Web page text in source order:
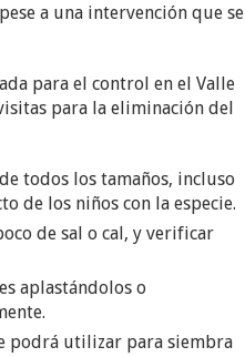
a una intervención que se
para el control en el Valle
para la eliminación del
todos los tamaños, incluso
de los niños con la especie.
de sal o cal, y verificar
aplastándolos o
podrá utilizar para siembra